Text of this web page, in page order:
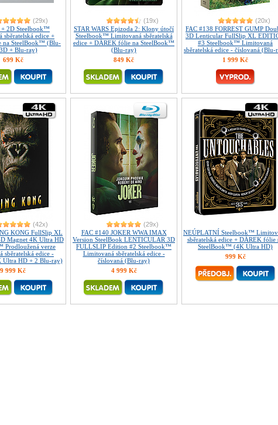
(29x)
+ 2D Steelbook™
sběratelská edice +
na SteelBook™ (Blu-
+ Blu-ray)
699 Kč
(19x)
STAR WARS Epizoda 2: Klony útočí
Steelbook™ Limitovaná sběratelská
edice + DÁREK fólie na SteelBook™
(Blu-ray)
849 Kč
(20x)
FAC #138 FORREST GUMP
3D Lenticular FullSlip XL
#3 Steelbook™ Limitovaná
sběratelská edice - číslovaná (Blu-
1 999 Kč
(42x)
KONG FullSlip XL
Magnet 4K Ultra HD
Prodloužená verze
sběratelská edice -
Ultra HD + 2 Blu-ray)
9 999 Kč
(29x)
FAC #140 JOKER WWA IMAX
Version SteelBook LENTICULAR 3D
FULLSLIP Edition #2 Steelbook™
Limitovaná sběratelská edice -
číslovaná (Blu-ray)
4 999 Kč
NEÚPLATNÍ Steelbook™
sběratelská edice + DÁREK fólie
SteelBook™ (4K Ultra HD)
999 Kč